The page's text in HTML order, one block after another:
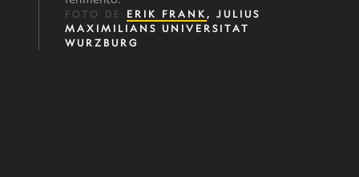
FOTO DE ERIK FRANK , JULIUS
MAXIMILIANS UNIVERSITAT
WURZBURG